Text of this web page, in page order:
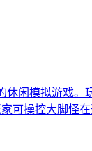
闲模拟游戏
可操控大脚怪